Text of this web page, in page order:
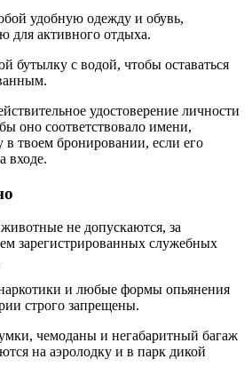
удобную одежду и обувь,
для активного отдыха.
бутылку с водой, чтобы оставаться
удостоверение личности
оно соответствовало имени,
в твоем бронировании, если его
входе.
не допускаются, за
зарегистрированных служебных
и любые формы опьянения
строго запрещены.
чемоданы и негабаритный багаж
на аэролодку и в парк дикой